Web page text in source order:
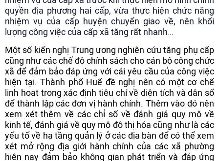
quyền địa phương hai cấp, vừa thực hiện chức năng
nhiệm vụ của cấp huyện chuyển giao về, nên khối
lượng công việc của cấp xã tăng rất nhanh…
Một số kiến nghị Trung ương nghiên cứu tăng phụ cấp
cũng như các chế độ chính sách cho cán bộ công chức
xã để đảm bảo đáp ứng với cái yêu cầu của công việc
hiện tại. Thành phố Huế đề nghị nên có một cơ chế
linh hoạt trong xác định tiêu chí về diện tích và dân số
để thành lập các đơn vị hành chính. Thêm vào đó nên
xem xét thêm về các chỉ số về đánh giá quy mô về
kinh tế, đánh giá về quy mô đô thị hóa cũng như là các
yếu tố về hạ tầng quản lý ở các địa bàn để có thể xem
xét mở rộng địa giới hành chính của các xã phường
hiện nay đảm bảo không gian phát triển và đáp ứng